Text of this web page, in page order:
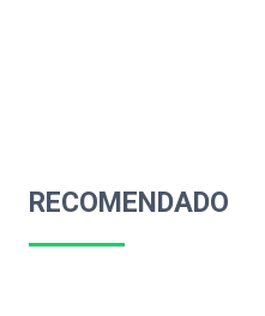
RECOMENDADO